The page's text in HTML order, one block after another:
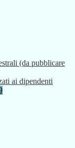
(da pubblicare
ai dipendenti